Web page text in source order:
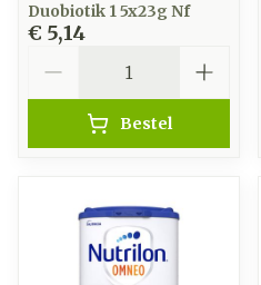
Duobiotik 1 5x23g Nf
€ 5,14
Bestel